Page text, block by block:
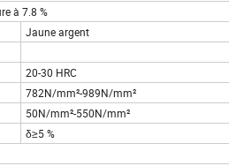
à 7.8 %
Jaune argent
20-30 HRC
782N/mm²-989N/mm²
50N/mm²-550N/mm²
δ≥5 %